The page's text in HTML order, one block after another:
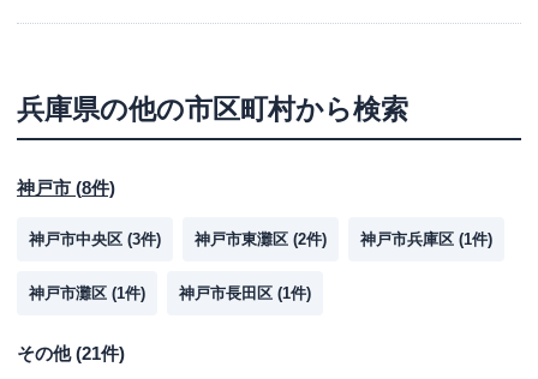
兵庫県の他の市区町村から検索
神戸市 (8件)
神戸市中央区 (3件) 神戸市東灘区 (2件) 神戸市兵庫区 (1件)
神戸市灘区 (1件) 神戸市長田区 (1件)
その他(21件)